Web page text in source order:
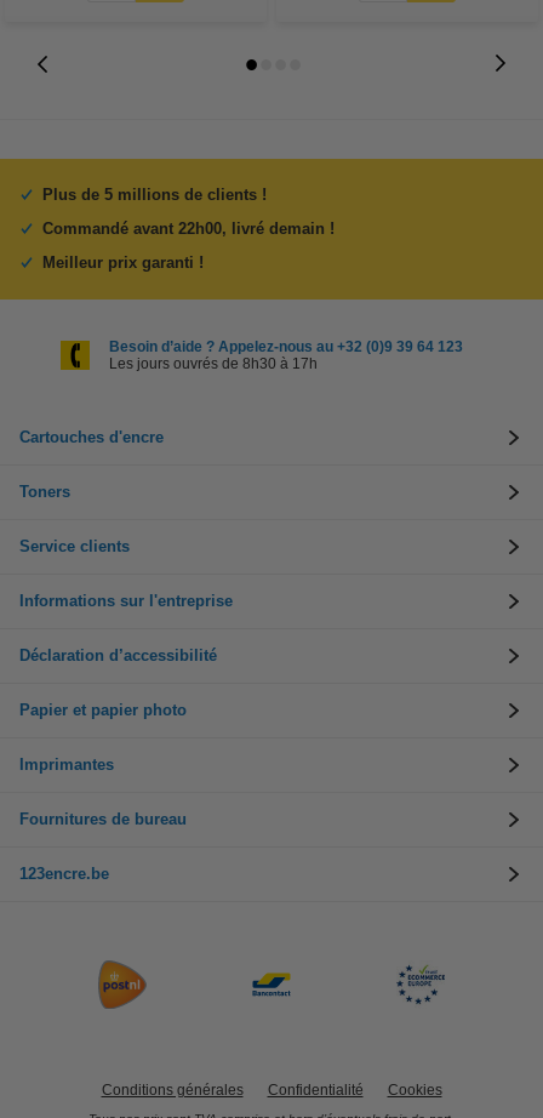
Plus de 5 millions de clients !
Commandé avant 22h00, livré demain !
Meilleur prix garanti !
Besoin d’aide ? Appelez-nous au +32 (0)9 39 64 123
Les jours ouvrés de 8h30 à 17h
Cartouches d'encre
Toners
Service clients
Informations sur l'entreprise
Déclaration d’accessibilité
Papier et papier photo
Imprimantes
Fournitures de bureau
123encre.be
Conditions générales Confidentialité Cookies